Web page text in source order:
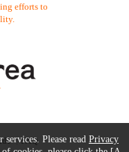
efforts to
FAQ Please read Privacy